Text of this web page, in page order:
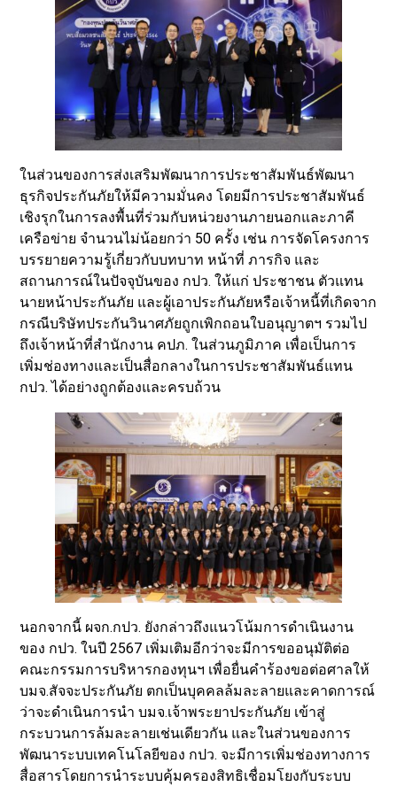
ในส่วนของการส่งเสริมพัฒนาการประชาสัมพันธ์พัฒนา
ธุรกิจประกันภัยให้มีความมั่นคง โดยมีการประชาสัมพันธ์
เชิงรุกในการลงพื้นที่ร่วมกับหน่วยงานภายนอกและภาคี
เครือข่าย จำนวนไม่น้อยกว่า 50 ครั้ง เช่น การจัดโครงการ
บรรยายความรู้เกี่ยวกับบทบาท หน้าที่ ภารกิจ และ
สถานการณ์ในปัจจุบันของ กปว. ให้แก่ ประชาชน ตัวแทน
นายหน้าประกันภัย และผู้เอาประกันภัยหรือเจ้าหนี้ที่เกิดจาก
กรณีบริษัทประกันวินาศภัยถูกเพิกถอนใบอนุญาตฯ รวมไป
ถึงเจ้าหน้าที่สำนักงาน คปภ. ในส่วนภูมิภาค เพื่อเป็นการ
เพิ่มช่องทางและเป็นสื่อกลางในการประชาสัมพันธ์แทน
กปว. ได้อย่างถูกต้องและครบถ้วน
นอกจากนี้ ผจก.กปว. ยังกล่าวถึงแนวโน้มการดำเนินงาน
ของ กปว. ในปี 2567 เพิ่มเติมอีกว่าจะมีการขออนุมัติต่อ
คณะกรรมการบริหารกองทุนฯ เพื่อยื่นคำร้องขอต่อศาลให้
บมจ.สัจจะประกันภัย ตกเป็นบุคคลล้มละลายและคาดการณ์
ว่าจะดำเนินการนำ บมจ.เจ้าพระยาประกันภัย เข้าสู่
กระบวนการล้มละลายเช่นเดียวกัน และในส่วนของการ
พัฒนาระบบเทคโนโลยีของ กปว. จะมีการเพิ่มช่องทางการ
สื่อสารโดยการนำระบบคุ้มครองสิทธิเชื่อมโยงกับระบบ